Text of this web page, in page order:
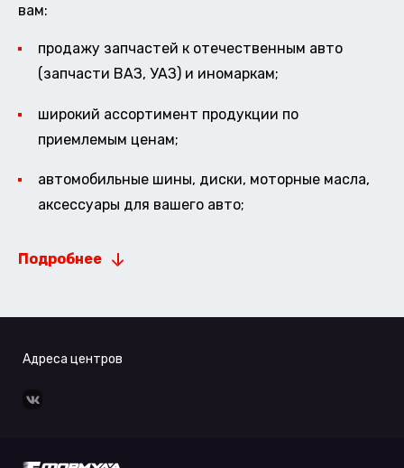
вам:
продажу запчастей к отечественным авто
(запчасти ВАЗ, УАЗ) и иномаркам;
широкий ассортимент продукции по
приемлемым ценам;
автомобильные шины, диски, моторные масла,
аксессуары для вашего авто;
Подробнее
Адреса центров